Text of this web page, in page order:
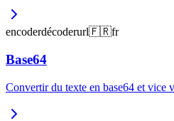
encoderdécoderurl🇫🇷fr
Base64
Convertir du texte en base64 et vice